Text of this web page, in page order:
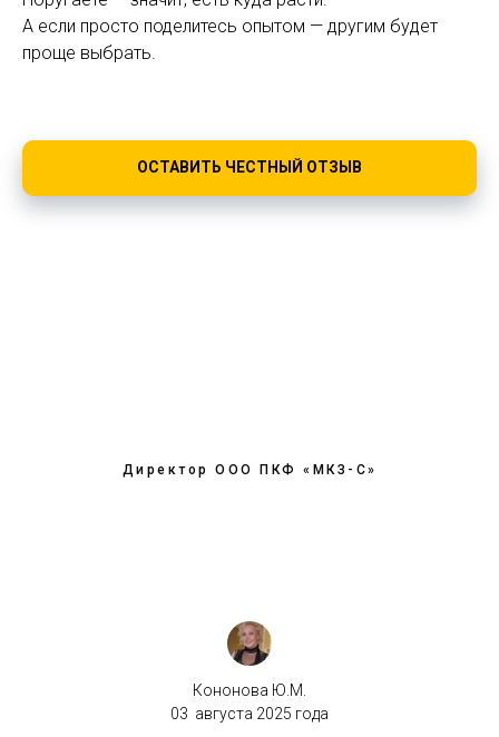
А если просто поделитесь опытом — другим будет
проще выбрать.
ОСТАВИТЬ ЧЕСТНЫЙ ОТЗЫВ
Директор ООО ПКФ «МКЗ-С»
Кононова Ю.М.
03 августа 2025 года